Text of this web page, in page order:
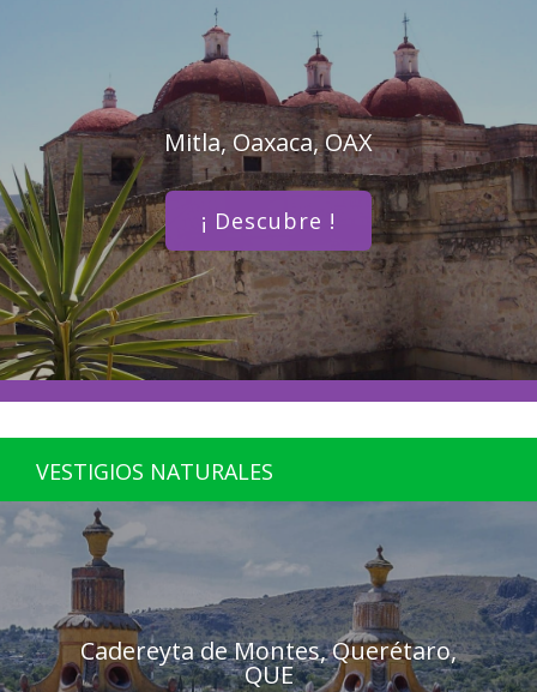
Mitla, Oaxaca, OAX
¡ Descubre !
VESTIGIOS NATURALES
Cadereyta de Montes, Querétaro,
QUE